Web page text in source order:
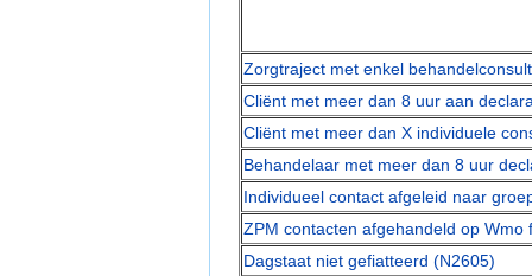
Zorgtraject met enkel
Cliënt met meer dan 8 uur aan
Cliënt met meer dan X individuele
Behandelaar met meer dan 8 uur
Individueel contact afgeleid naar
ZPM contacten afgehandeld op Wmo
Dagstaat niet gefiatteerd (N2605)